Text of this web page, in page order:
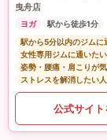
曳舟店
ヨガ
駅から徒歩1分
駅から5分以内のジムに
女性専用ジムに通いた
姿勢・腰痛・肩こりが
ストレスを解消したい人
公式サイト